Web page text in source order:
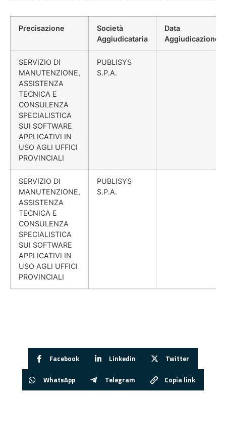
Precisazione
Società
Aggiudicataria
Data
Aggiudicazione
SERVIZIO DI
MANUTENZIONE,
ASSISTENZA
TECNICA E
CONSULENZA
SPECIALISTICA
SUI SOFTWARE
APPLICATIVI IN
USO AGLI UFFICI
PROVINCIALI
PUBLISYS
S.P.A.
SERVIZIO DI
MANUTENZIONE,
ASSISTENZA
TECNICA E
CONSULENZA
SPECIALISTICA
SUI SOFTWARE
APPLICATIVI IN
USO AGLI UFFICI
PROVINCIALI
PUBLISYS
S.P.A.
Facebook Linkedin Twitter
WhatsApp Telegram Copia link